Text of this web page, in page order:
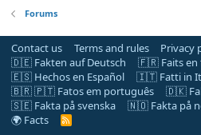
Forums
Contact us Terms and rules Privacy
🇩🇪 Fakten auf Deutsch
🇫🇷 Faits en
🇪🇸 Hechos en Español
🇮🇹 Fatti in
🇧🇷 🇵🇹 Fatos em português
🇩🇰
🇸🇪 Fakta på svenska
🇳🇴 Fakta på
🌍 Facts
R